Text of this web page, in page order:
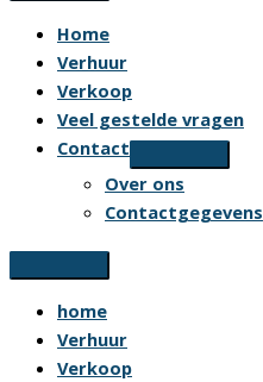
Home
Verhuur
Verkoop
Veel gestelde vragen
Contact
Over ons
Contactgegevens
home
Verhuur
Verkoop